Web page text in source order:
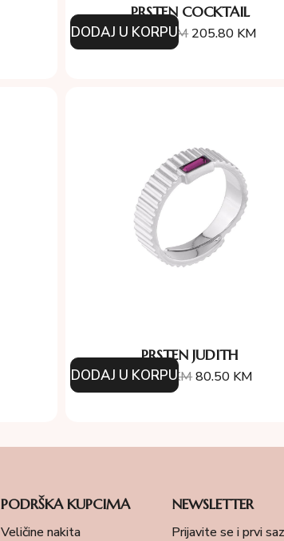
PRSTEN COCKTAIL
294.00KM 205.80 KM
DODAJ U KORPU
PRSTEN JUDITH
115.00KM80.50 KM
DODAJ U KORPU
PODRŠKA KUPCIMA
Veličine nakita
NEWSLETTER
Prijavite se i prvi